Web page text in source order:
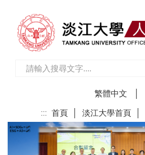
繁體中文
::: 首頁 淡江大學首頁